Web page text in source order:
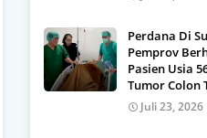
Perdana Di
Pemprov
Pasien Usia
Tumor Colon
Juli 23, 2026